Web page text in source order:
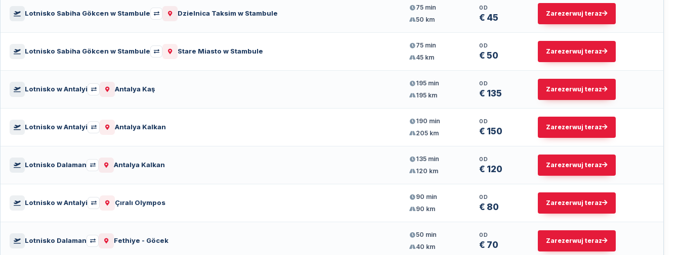
Lotnisko Sabiha Gökcen w Stambule Dzielnica Taksim w Stambule
75 min
50 km
OD
€ 45 Zarezerwuj teraz
Lotnisko Sabiha Gökcen w Stambule Stare Miasto w Stambule
75 min
45 km
OD
€ 50 Zarezerwuj teraz
Lotnisko w Antalyi Antalya Kaş
195 min
195 km
OD
€ 135 Zarezerwuj teraz
Lotnisko w Antalyi Antalya Kalkan
190 min
205 km
OD
€ 150 Zarezerwuj teraz
Lotnisko Dalaman Antalya Kalkan
135 min
120 km
OD
€ 120 Zarezerwuj teraz
Lotnisko w Antalyi Çıralı Olympos
90 min
90 km
OD
€ 80 Zarezerwuj teraz
Lotnisko Dalaman Fethiye - Göcek
50 min
40 km
OD
€ 70 Zarezerwuj teraz